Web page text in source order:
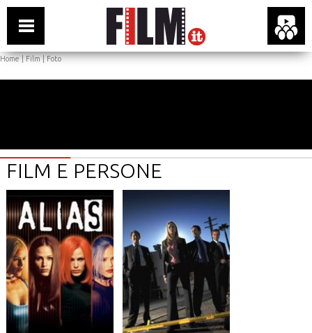
Home|Film|Foto
FILM E PERSONE